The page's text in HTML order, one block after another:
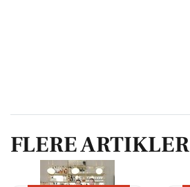
FLERE ARTIKLER